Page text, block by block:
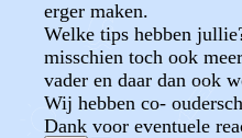
erger maken.
Welke tips hebben
misschien toch ook
vader en daar dan ook
Wij hebben co-
Dank voor eventuele